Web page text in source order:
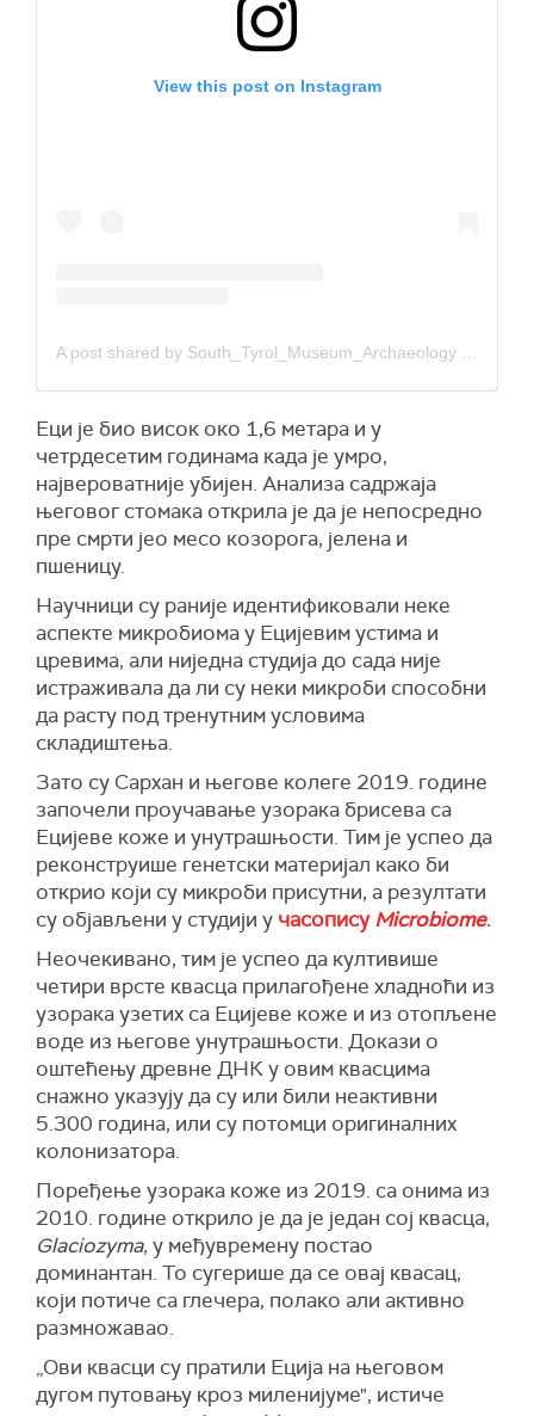
View this post on Instagram
Еци је био висок око 1,6 метара и у
четрдесетим годинама када је умро,
највероватније убијен. Анализа садржаја
његовог стомака открила је да је непосредно
пре смрти јео месо козорога, јелена и
пшеницу.
Научници су раније идентификовали неке
аспекте микробиома у Ецијевим устима и
цревима, али ниједна студија до сада није
истраживала да ли су неки микроби способни
да расту под тренутним условима
складиштења.
Зато су Сархан и његове колеге 2019. године
започели проучавање узорака брисева са
Ецијеве коже и унутрашњости. Тим је успео да
реконструише генетски материјал како би
открио који су микроби присутни, а резултати
су објављени у студији у часописуMicrobiome.
Неочекивано, тим је успео да култивише
четири врсте квасца прилагођене хладноћи из
узорака узетих са Ецијеве коже и из отопљене
воде из његове унутрашњости. Докази о
оштећењу древне ДНК у овим квасцима
снажно указују да су или били неактивни
5.300 година, или су потомци оригиналних
колонизатора.
Поређење узорака коже из 2019. са онима из
2010. године открило је да је један сој квасца,
Glaciozyma, у међувремену постао
доминантан. То сугерише да се овај квасац,
који потиче са глечера, полако али активно
размножавао.
„Ови квасци су пратили Еција на његовом
дугом путовању кроз миленијуме", истиче